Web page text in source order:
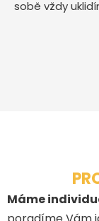
sobě vždy
Máme